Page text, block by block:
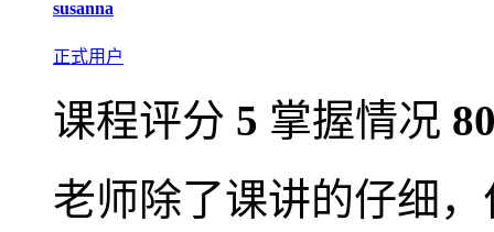
susanna
正式用户
课程评分 5 掌握情况
老师除了课讲的仔细